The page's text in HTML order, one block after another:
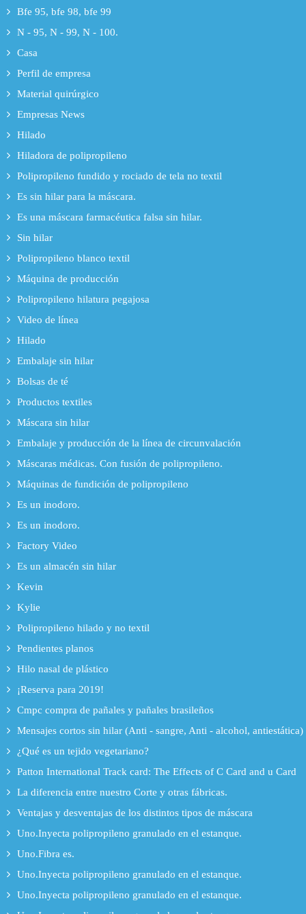
Bfe 95, bfe 98, bfe 99
N - 95, N - 99, N - 100.
Casa
Perfil de empresa
Material quirúrgico
Empresas News
Hilado
Hiladora de polipropileno
Polipropileno fundido y rociado de tela no textil
Es sin hilar para la máscara.
Es una máscara farmacéutica falsa sin hilar.
Sin hilar
Polipropileno blanco textil
Máquina de producción
Polipropileno hilatura pegajosa
Video de línea
Hilado
Embalaje sin hilar
Bolsas de té
Productos textiles
Máscara sin hilar
Embalaje y producción de la línea de circunvalación
Máscaras médicas. Con fusión de polipropileno.
Máquinas de fundición de polipropileno
Es un inodoro.
Es un inodoro.
Factory Video
Es un almacén sin hilar
Kevin
Kylie
Polipropileno hilado y no textil
Pendientes planos
Hilo nasal de plástico
¡Reserva para 2019!
Cmpc compra de pañales y pañales brasileños
Mensajes cortos sin hilar (Anti - sangre, Anti - alcohol, antiestática)
¿Qué es un tejido vegetariano?
Patton International Track card: The Effects of C Card and u Card
La diferencia entre nuestro Corte y otras fábricas.
Ventajas y desventajas de los distintos tipos de máscara
Uno.Inyecta polipropileno granulado en el estanque.
Uno.Fibra es.
Uno.Inyecta polipropileno granulado en el estanque.
Uno.Inyecta polipropileno granulado en el estanque.